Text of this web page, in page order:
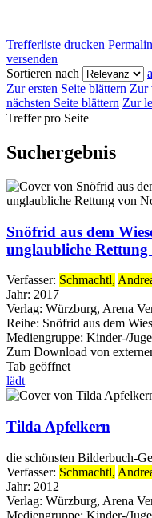
Trefferliste drucken
versenden
Sortieren nach
Zur ersten Seite blättern Zur
nächsten Seite blättern Zur
Treffer pro Seite
Suchergebnis
Snöfrid aus dem
unglaubliche
Verfasser: Schmachtl,
Jahr: 2017
Verlag: Würzburg, Arena
Reihe: Snöfrid aus dem
Mediengruppe: Kinder-/
Zum Download von
Tab geöffnet
lädt
Tilda Apfelkern
die schönsten Bilderbuch-
Verfasser: Schmachtl,
Jahr: 2012
Verlag: Würzburg, Arena
Mediengruppe: Kinder-/